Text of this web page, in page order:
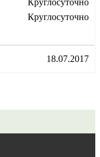
Круглосуточно
18.07.2017